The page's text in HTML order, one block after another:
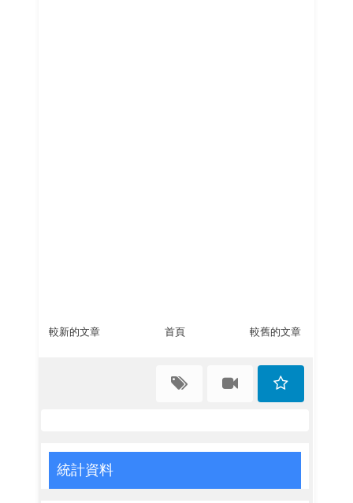
較新的文章 較舊的文章
首頁
統計資料